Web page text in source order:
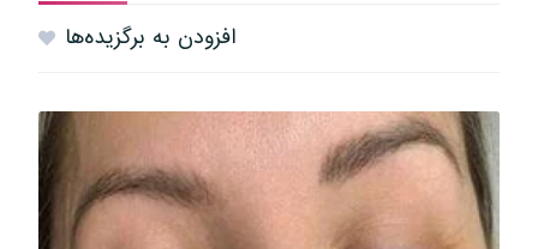
افزودن به برگزیده‌ها